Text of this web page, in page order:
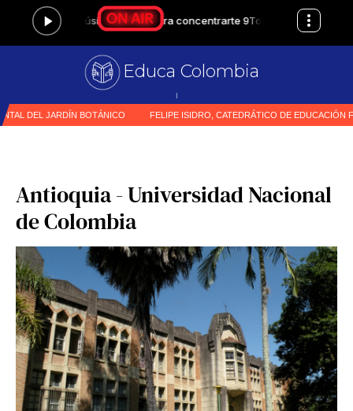
Educa Colombia
Primer med
Antioquia - Universidad Nacional
de Colombia